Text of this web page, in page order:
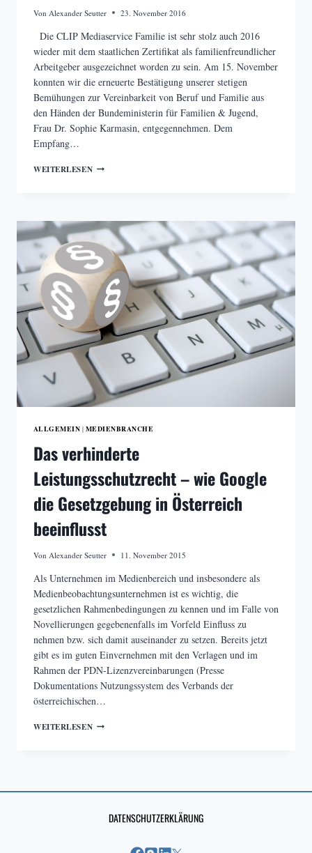
Von Alexander Seutter 23. November 2016
Die CLIP Mediaservice Familie ist sehr stolz auch 2016
wieder mit dem staatlichen Zertifikat als familienfreundlicher
Arbeitgeber ausgezeichnet worden zu sein. Am 15. November
konnten wir die erneuerte Bestätigung unserer stetigen
Bemühungen zur Vereinbarkeit von Beruf und Familie aus
den Händen der Bundeministerin für Familien & Jugend,
Frau Dr. Sophie Karmasin, entgegennehmen. Dem
Empfang…
WEITERLESENZERTIFIKAT
EINE
ERFOLGSSTORY
BEI
CLIP
GEHT
WEITER
ALLGEMEIN | MEDIENBRANCHE
Das verhinderte
Leistungsschutzrecht – wie Google
die Gesetzgebung in Österreich
beeinflusst
Von Alexander Seutter 11. November 2015
Als Unternehmen im Medienbereich und insbesondere als
Medienbeobachtungsunternehmen ist es wichtig, die
gesetzlichen Rahmenbedingungen zu kennen und im Falle von
Novellierungen gegebenenfalls im Vorfeld Einfluss zu
nehmen bzw. sich damit auseinander zu setzen. Bereits jetzt
gibt es im guten Einvernehmen mit den Verlagen und im
Rahmen der PDN-Lizenzvereinbarungen (Presse
Dokumentations Nutzungssystem des Verbands der
österreichischen…
WEITERLESENDAS
DIE
DATENSCHUTZERKLÄRUNG